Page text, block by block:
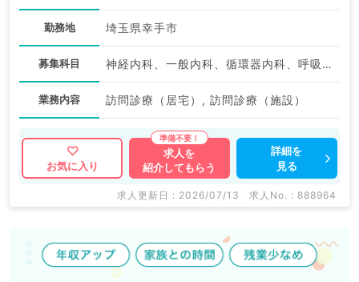
勤務地 埼玉県幸手市
募集科目 神経内科、一般内科、循環器内科、呼吸器内科、消化器内科、内分泌・代謝内科、腎臓内科、老年内科、血液内科、膠原病科
業務内容 訪問診療（居宅）, 訪問診療（施設）
お気に入り
求人を
紹介してもらう
詳細を
見る
求人更新日 : 2026/07/13 求人No. : 888964